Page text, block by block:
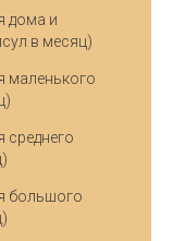
дома и
в месяц)
маленького
большого